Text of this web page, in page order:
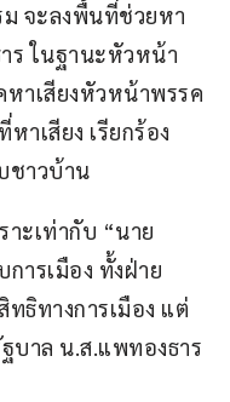
จะลงพื้นที่ช่วยหา
ร ในฐานะหัวหน้า
าเสียงหัวหน้าพรรค
าเสียง เรียกร้อง
ชาวบ้าน
าะเท่ากับ “นาย
ารเมือง ทั้งฝ่าย
ธิทางการเมือง แต่
บาล น.ส.แพทองธาร